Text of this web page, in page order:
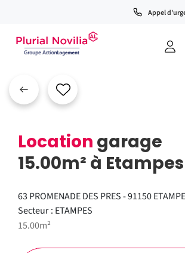
Appel
Location garage
15.00m² à
63 PROMENADE DES PRES - 91150
Secteur : ETAMPES
15.00m²
de
chat